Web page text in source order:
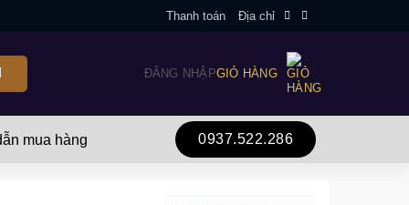
Thanh toán Địa chỉ
ĐĂNG NHẬPGIỎ HÀNG
mua hàng 0937.522.286